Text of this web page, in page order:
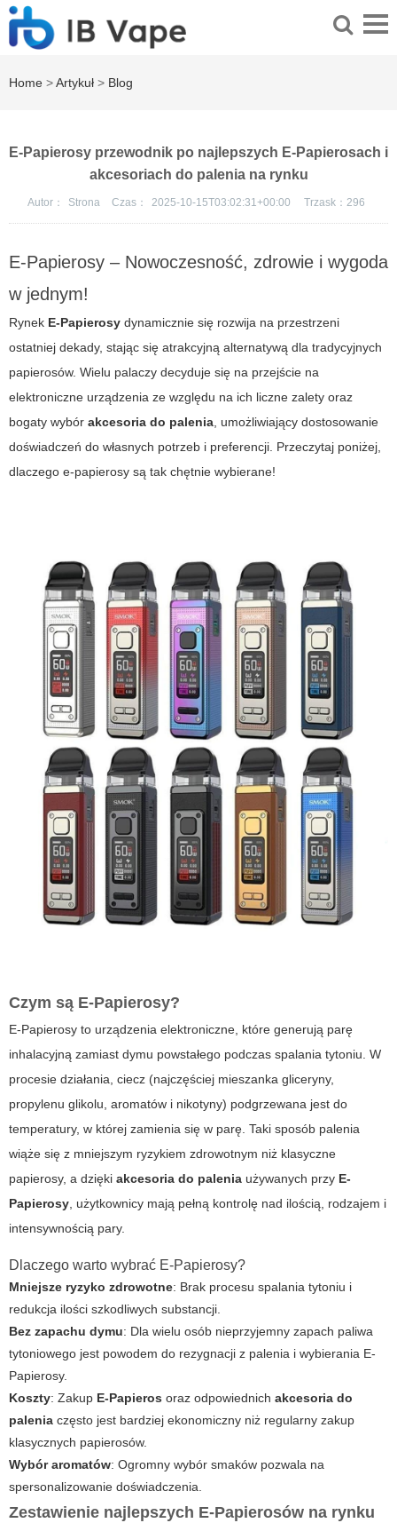
Home >Artykuł > Blog
E-Papierosy przewodnik po najlepszych E-Papierosach i
akcesoriach do palenia na rynku
Autor： Strona Czas： 2025-10-15T03:02:31+00:00 Trzask： 296
E-Papierosy – Nowoczesność, zdrowie i wygoda
w jednym!
Rynek E-Papierosy dynamicznie się rozwija na przestrzeni
ostatniej dekady, stając się atrakcyjną alternatywą dla tradycyjnych
papierosów. Wielu palaczy decyduje się na przejście na
elektroniczne urządzenia ze względu na ich liczne zalety oraz
bogaty wybór akcesoria do palenia, umożliwiający dostosowanie
doświadczeń do własnych potrzeb i preferencji. Przeczytaj poniżej,
dlaczego e-papierosy są tak chętnie wybierane!
Czym są E-Papierosy?
E-Papierosy to urządzenia elektroniczne, które generują parę
inhalacyjną zamiast dymu powstałego podczas spalania tytoniu. W
procesie działania, ciecz (najczęściej mieszanka gliceryny,
propylenu glikolu, aromatów i nikotyny) podgrzewana jest do
temperatury, w której zamienia się w parę. Taki sposób palenia
wiąże się z mniejszym ryzykiem zdrowotnym niż klasyczne
papierosy, a dzięki akcesoria do palenia używanych przy E-
Papierosy, użytkownicy mają pełną kontrolę nad ilością, rodzajem i
intensywnością pary.
Dlaczego warto wybrać E-Papierosy?
Mniejsze ryzyko zdrowotne: Brak procesu spalania tytoniu i
redukcja ilości szkodliwych substancji.
Bez zapachu dymu: Dla wielu osób nieprzyjemny zapach paliwa
tytoniowego jest powodem do rezygnacji z palenia i wybierania E-
Papierosy.
Koszty: Zakup E-Papieros oraz odpowiednich akcesoria do
palenia często jest bardziej ekonomiczny niż regularny zakup
klasycznych papierosów.
Wybór aromatów: Ogromny wybór smaków pozwala na
spersonalizowanie doświadczenia.
Zestawienie najlepszych E-Papierosów na rynku